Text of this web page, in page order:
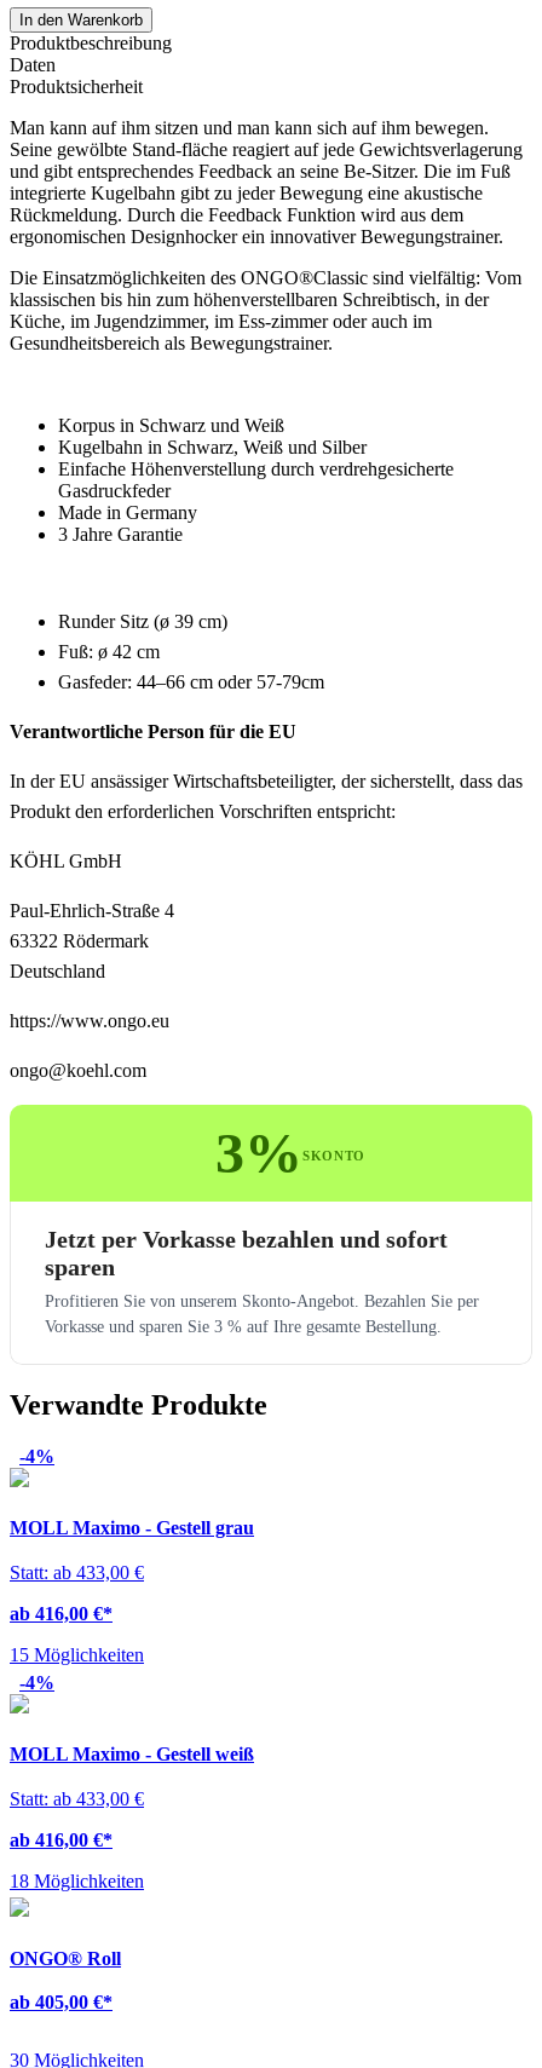
In den Warenkorb
Produktbeschreibung
Daten
Produktsicherheit
Man kann auf ihm sitzen und man kann sich auf ihm bewegen.
Seine gewölbte Stand-fläche reagiert auf jede Gewichtsverlagerung
und gibt entsprechendes Feedback an seine Be-Sitzer. Die im Fuß
integrierte Kugelbahn gibt zu jeder Bewegung eine akustische
Rückmeldung. Durch die Feedback Funktion wird aus dem
ergonomischen Designhocker ein innovativer Bewegungstrainer.
Die Einsatzmöglichkeiten des ONGO®Classic sind vielfältig: Vom
klassischen bis hin zum höhenverstellbaren Schreibtisch, in der
Küche, im Jugendzimmer, im Ess-zimmer oder auch im
Gesundheitsbereich als Bewegungstrainer.
Korpus in Schwarz und Weiß
Kugelbahn in Schwarz, Weiß und Silber
Einfache Höhenverstellung durch verdrehgesicherte
Gasdruckfeder
Made in Germany
3 Jahre Garantie
Runder Sitz (ø 39 cm)
Fuß: ø 42 cm
Gasfeder: 44–66 cm oder 57-79cm
Verantwortliche Person für die EU
In der EU ansässiger Wirtschaftsbeteiligter, der sicherstellt, dass das
Produkt den erforderlichen Vorschriften entspricht:
KÖHL GmbH
Paul-Ehrlich-Straße 4
63322 Rödermark
Deutschland
https://www.ongo.eu
ongo@koehl.com
3%SKONTO
Jetzt per Vorkasse bezahlen und sofort
sparen
Profitieren Sie von unserem Skonto-Angebot. Bezahlen Sie per
Vorkasse und sparen Sie 3 % auf Ihre gesamte Bestellung.
Verwandte Produkte
-4%
MOLL Maximo - Gestell grau
Statt: ab 433,00 €
ab 416,00 €*
15 Möglichkeiten
-4%
MOLL Maximo - Gestell weiß
Statt: ab 433,00 €
ab 416,00 €*
18 Möglichkeiten
ONGO® Roll
ab 405,00 €*
30 Möglichkeiten